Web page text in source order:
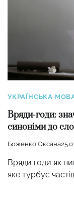
УКРАЇНСЬКА
Вряди-годи:
синоніми до
Боженко Оксана
Вряди годи як
яке турбує